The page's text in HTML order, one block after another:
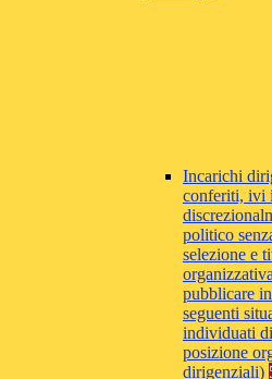
Incarichi
conferiti, ivi
politico
selezione e
pubblicare
seguenti
individuati
posizione
dirigenziali)